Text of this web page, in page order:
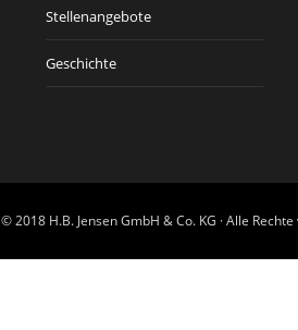
Stellenangebote
Geschichte
© 2018 H.B. Jensen GmbH & Co. KG · Alle